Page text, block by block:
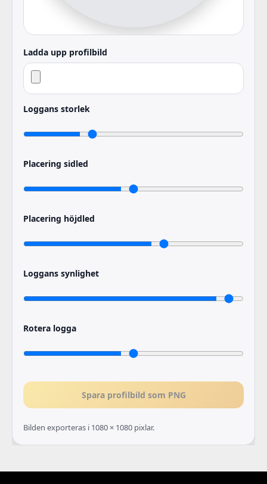
Ladda upp profilbild
Loggans storlek
Placering sidled
Placering höjdled
Loggans synlighet
Rotera logga
Spara profilbild som PNG
Bilden exporteras i 1080 × 1080 pixlar.